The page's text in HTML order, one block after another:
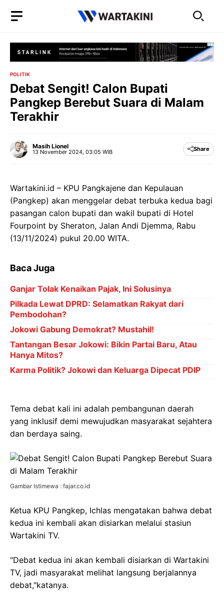
POLITIK
Debat Sengit! Calon Bupati
Pangkep Berebut Suara di Malam
Terakhir
Masih Lionel
13 November 2024, 03:05 WIB Share
Wartakini.id – KPU Pangkajene dan Kepulauan
(Pangkep) akan menggelar debat terbuka kedua bagi
pasangan calon bupati dan wakil bupati di Hotel
Fourpoint by Sheraton, Jalan Andi Djemma, Rabu
(13/11/2024) pukul 20.00 WITA.
Baca Juga
Ganjar Tolak Kenaikan Pajak, Ini Solusinya
Pilkada Lewat DPRD: Selamatkan Rakyat dari
Pembodohan?
Jokowi Gabung Demokrat? Mustahil!
Tantangan Besar Jokowi: Bikin Partai Baru, Atau
Hanya Mitos?
Karma Politik? Jokowi dan Keluarga Dipecat PDIP
Tema debat kali ini adalah pembangunan daerah
yang inklusif demi mewujudkan masyarakat sejahtera
dan berdaya saing.
Gambar Istimewa : fajar.co.id
Ketua KPU Pangkep, Ichlas mengatakan bahwa debat
kedua ini kembali akan disiarkan melalui stasiun
Wartakini TV.
"Debat kedua ini akan kembali disiarkan di Wartakini
TV, jadi masyarakat melihat langsung berjalannya
debat,"katanya.